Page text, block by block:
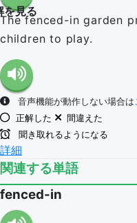
を見る
The fenced-in garden
children to play.
音声機能が動作しない場合は
正解した
間違えた
聞き取れるようになる
詳細
関連する単語
fenced-in